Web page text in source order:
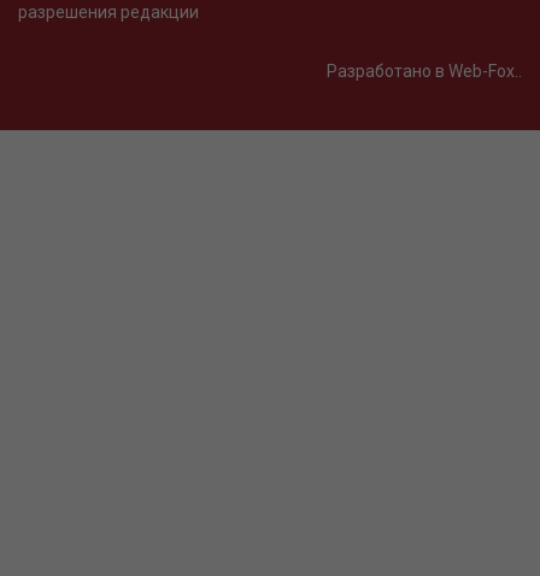
разрешения редакции
Разработано в Web-Fox..